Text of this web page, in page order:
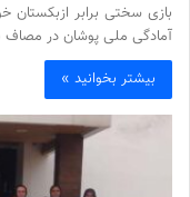
بازی سختی برابر ازبکستان
آمادگی ملی پوشان در مصاف
بیشتر بخوانید »